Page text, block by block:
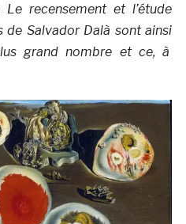
Le recensement et l’étude
de Salvador Dalà­ sont ainsi
grand nombre et ce, à